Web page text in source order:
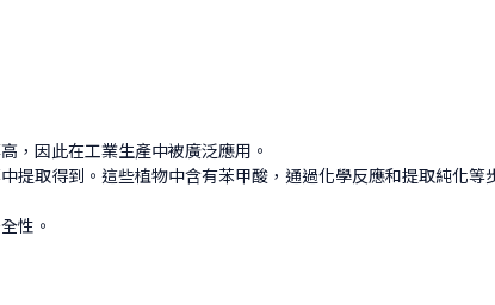
，因此在工業生產中被廣泛應用。
提取得到。這些植物中含有苯甲酸，通過化學反應和提取純化等
性。